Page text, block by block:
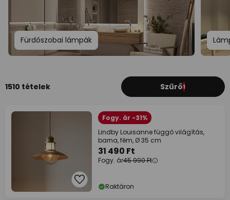
Fürdőszobai lámpák
1510 tételek Szűrő1
Fogy. ár -31%
Lindby Louisanne függő világítás,
barna, fém, Ø 35 cm
31 490 Ft
Fogy. ár45 990 Ft
Raktáron